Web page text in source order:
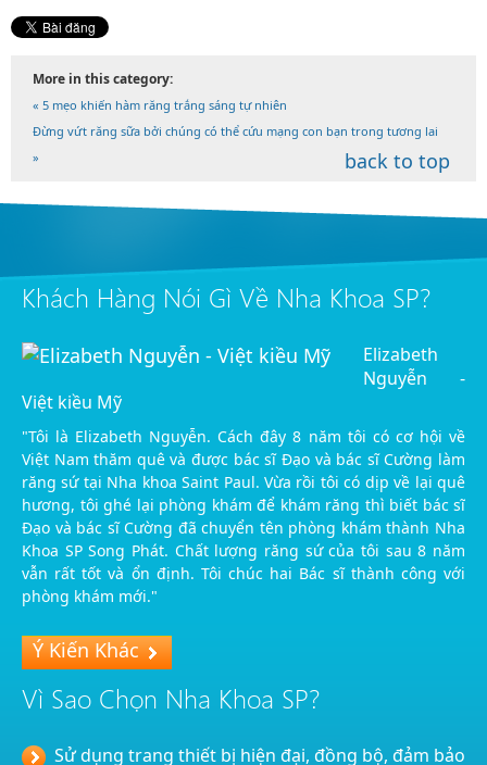
More in this category:
« 5 mẹo khiến hàm răng trắng sáng tự nhiên
Đừng vứt răng sữa bởi chúng có thể cứu mạng con bạn trong tương lai
»
back to top
Khách Hàng Nói Gì Về Nha Khoa SP?
Elizabeth
Nguyễn -
Việt kiều Mỹ
"Tôi là Elizabeth Nguyễn. Cách đây 8 năm tôi có cơ hội về
Việt Nam thăm quê và được bác sĩ Đạo và bác sĩ Cường làm
răng sứ tại Nha khoa Saint Paul. Vừa rồi tôi có dịp về lại quê
hương, tôi ghé lại phòng khám để khám răng thì biết bác sĩ
Đạo và bác sĩ Cường đã chuyển tên phòng khám thành Nha
Khoa SP Song Phát. Chất lượng răng sứ của tôi sau 8 năm
vẫn rất tốt và ổn định. Tôi chúc hai Bác sĩ thành công với
phòng khám mới."
Ý Kiến Khác
Vì Sao Chọn Nha Khoa SP?
Sử dụng trang thiết bị hiện đại, đồng bộ, đảm bảo